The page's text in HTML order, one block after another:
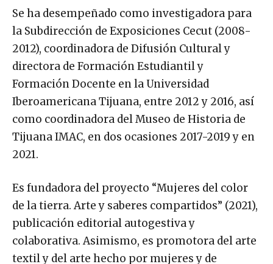
Se ha desempeñado como investigadora para
la Subdirección de Exposiciones Cecut (2008-
2012), coordinadora de Difusión Cultural y
directora de Formación Estudiantil y
Formación Docente en la Universidad
Iberoamericana Tijuana, entre 2012 y 2016, así
como coordinadora del Museo de Historia de
Tijuana IMAC, en dos ocasiones 2017-2019 y en
2021.
Es fundadora del proyecto “Mujeres del color
de la tierra. Arte y saberes compartidos” (2021),
publicación editorial autogestiva y
colaborativa. Asimismo, es promotora del arte
textil y del arte hecho por mujeres y de